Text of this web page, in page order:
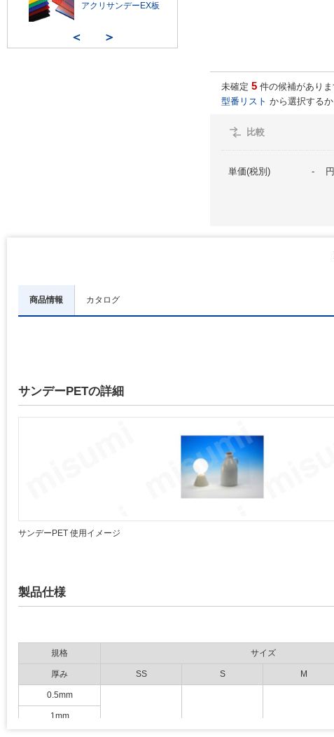
アクリサンデーEX板
＜ ＞
未確定 5 件の候補がありま
型番リスト から選択する
比較
単価(税別) - 円
商品情報 カタログ
サンデーPETの詳細
サンデーPET 使用イメージ
製品仕様
規格 サイズ
厚み SS S M
0.5mm
1mm